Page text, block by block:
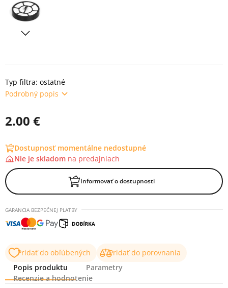
Typ filtra: ostatné
Podrobný popis
2.00 €
Dostupnosť momentálne nedostupné
Nie je skladom na predajniach
Informovať o dostupnosti
GARANCIA BEZPEČNEJ PLATBY
Pridať do obľúbených
Pridať do porovnania
Popis produktu
Parametry
Recenzie a hodnotenie